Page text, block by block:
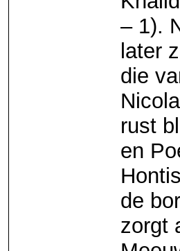
– 1).
later
die
rust
en
de
zorgt